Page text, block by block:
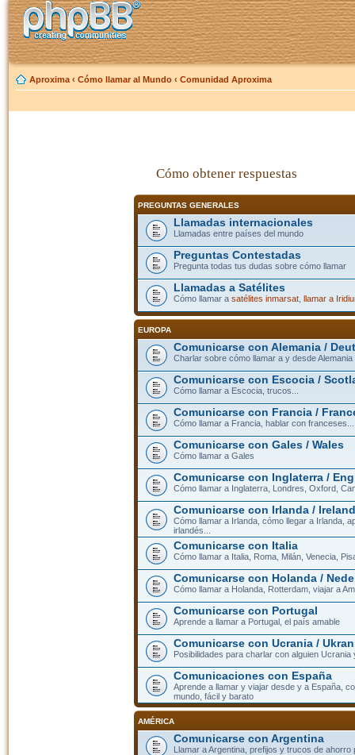
Aproxima ‹ Cómo llamar al Mundo ‹ Comunidad Aproxima
Cómo obtener respuestas
PREGUNTAS GENERALES
Llamadas internacionales
Llamadas entre países del mundo
Preguntas Contestadas
Pregunta todas tus dudas sobre cómo llamar
Llamadas a Satélites
Cómo llamar a satélites inmarsat, llamar a
EUROPA
Comunicarse con Alemania /
Charlar sobre cómo llamar a y desde Alemania
Comunicarse con Escocia /
Cómo llamar a Escocia, trucos...
Comunicarse con Francia /
Cómo llamar a Francia, hablar con franceses...
Comunicarse con Gales / Wales
Cómo llamar a Gales
Comunicarse con Inglaterra /
Cómo llamar a Inglaterra, Londres, Oxford,
Comunicarse con Irlanda / Ireland
Cómo llamar a Irlanda, cómo llegar a Irlanda,
irlandés...
Comunicarse con Italia
Cómo llamar a Italia, Roma, Milán, Venecia,
Comunicarse con Holanda /
Cómo llamar a Holanda, Rotterdam, viajar a
Comunicarse con Portugal
Aprende a llamar a Portugal, el país amable
Comunicarse con Ucrania /
Posibilidades para charlar con alguien Ucrania
Comunicaciones con España
Aprende a llamar y viajar desde y a España,
mundo, fácil y barato
AMÉRICA
Comunicarse con Argentina
Llamar a Argentina, prefijos y trucos de ahorro